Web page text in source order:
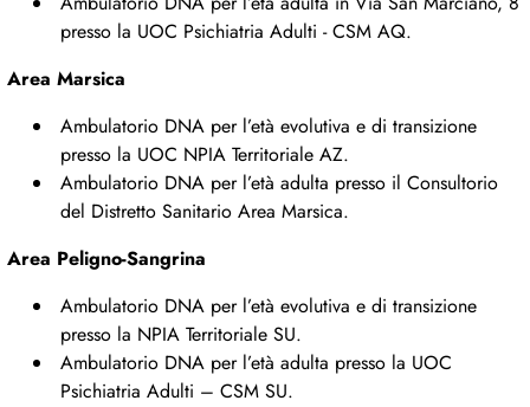
presso la UOC Psichiatria Adulti - CSM AQ.
Area Marsica
Ambulatorio DNA per l’età evolutiva e di transizione
presso la UOC NPIA Territoriale AZ.
Ambulatorio DNA per l’età adulta presso il Consultorio
del Distretto Sanitario Area Marsica.
Area Peligno-Sangrina
Ambulatorio DNA per l’età evolutiva e di transizione
presso la NPIA Territoriale SU.
Ambulatorio DNA per l’età adulta presso la UOC
Psichiatria Adulti – CSM SU.